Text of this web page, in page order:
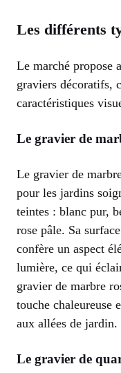
Les différents
Le marché propose
graviers décoratifs,
caractéristiques
Le gravier de
Le gravier de
pour les jardins
teintes : blanc pur,
rose pâle. Sa
confère un aspect
lumière, ce qui
gravier de marbre
touche chaleureuse
aux allées de jardin.
Le gravier de